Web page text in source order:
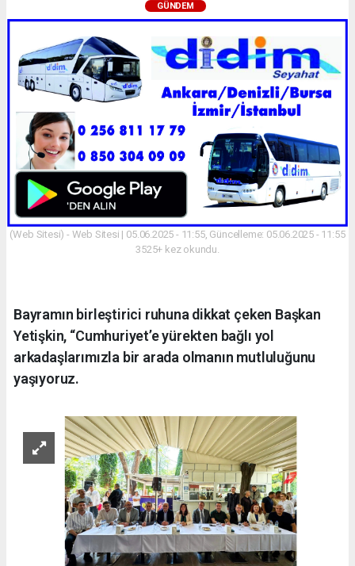
GÜNDEM
(Web Sitesi) - Web Sitesi | 05.06.2025 - 11:55, Güncelleme: 05.06.2025 - 11:55
3525+ kez okundu.
Bayramın birleştirici ruhuna dikkat çeken Başkan
Yetişkin, “Cumhuriyet’e yürekten bağlı yol
arkadaşlarımızla bir arada olmanın mutluluğunu
yaşıyoruz.